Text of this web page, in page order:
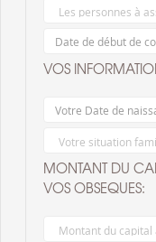
VOS
MONTANT DU
VOS OBSEQUES: